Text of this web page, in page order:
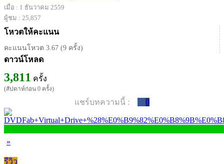
เมื่อ : 1 ธันวาคม 2559
ผู้ชม : 25,857
โหวตให้คะแนน
คะแนนโหวต 3.67 (9 ครั้ง)
ดาวน์โหลด
3,811 ครั้ง
(สัปดาห์ก่อน 0 ครั้ง)
แชร์บทความนี้ : 0
»
รีวิว